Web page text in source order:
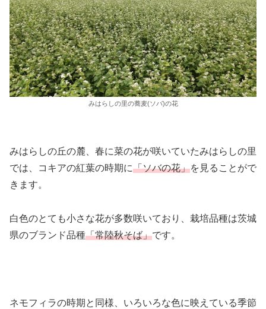
みはらしの里の蕎麦(ソバ)の花
みはらしの丘の麓、春に菜の花が咲いていたみはらしの里
では、コキアの紅葉の時期に「ソバの花」を見ることがで
きます。
白色のとても小さな花が多数咲いており、栽培品種は茨城
県のブランド品種「常陸秋そば」です。
ネモフィラの時期と同様、いろいろな色に映えている季節